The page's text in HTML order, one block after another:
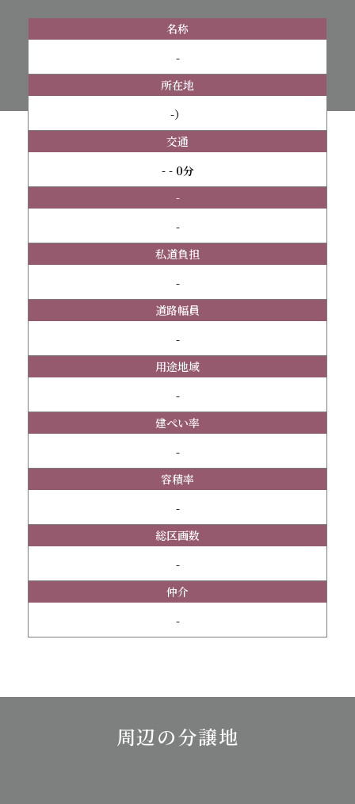
名称
-
所在地
-）
交通
- - 0分
-
-
私道負担
-
道路幅員
-
用途地域
-
建ぺい率
-
容積率
-
総区画数
-
仲介
-
周辺の分譲地